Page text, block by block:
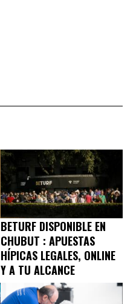
BETURF DISPONIBLE EN
CHUBUT : APUESTAS
HÍPICAS LEGALES, ONLINE
Y A TU ALCANCE